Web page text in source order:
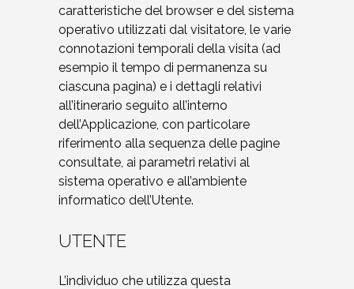
caratteristiche del browser e del sistema
operativo utilizzati dal visitatore, le varie
connotazioni temporali della visita (ad
esempio il tempo di permanenza su
ciascuna pagina) e i dettagli relativi
all’itinerario seguito all’interno
dell’Applicazione, con particolare
riferimento alla sequenza delle pagine
consultate, ai parametri relativi al
sistema operativo e all’ambiente
informatico dell’Utente.
UTENTE
L’individuo che utilizza questa